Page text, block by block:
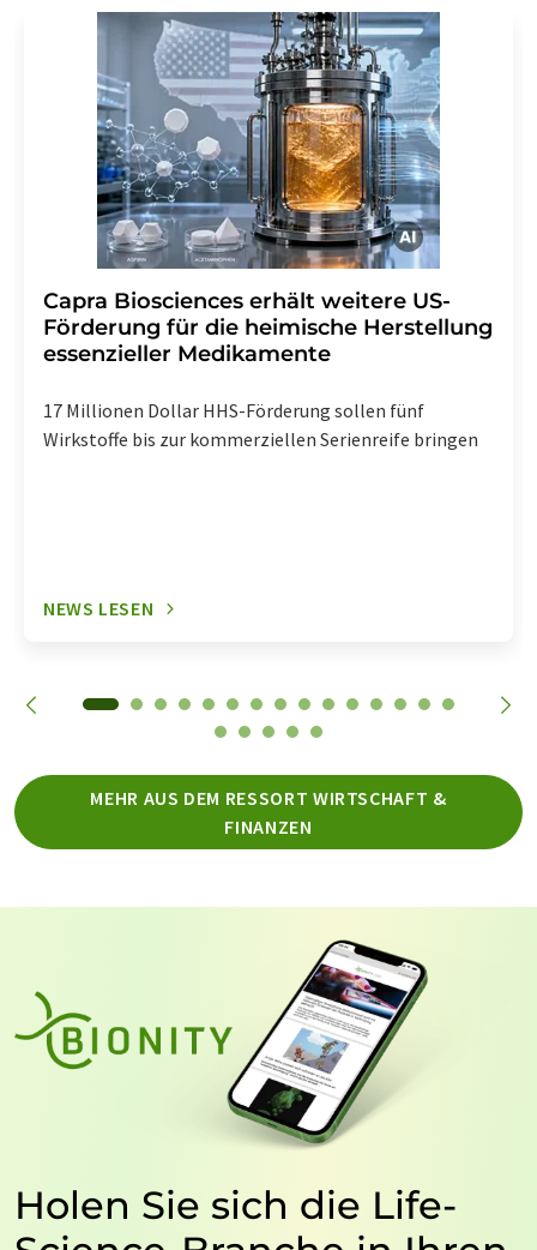
Capra Biosciences erhält weitere US-
Förderung für die heimische Herstellung
essenzieller Medikamente
17 Millionen Dollar HHS-Förderung sollen fünf
Wirkstoffe bis zur kommerziellen Serienreife bringen
NEWS LESEN
MEHR AUS DEM RESSORT WIRTSCHAFT &
FINANZEN
Holen Sie sich die Life-